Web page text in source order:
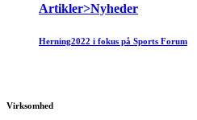
Artikler>Nyheder
Herning2022 i fokus på Sports Forum
Virksomhed